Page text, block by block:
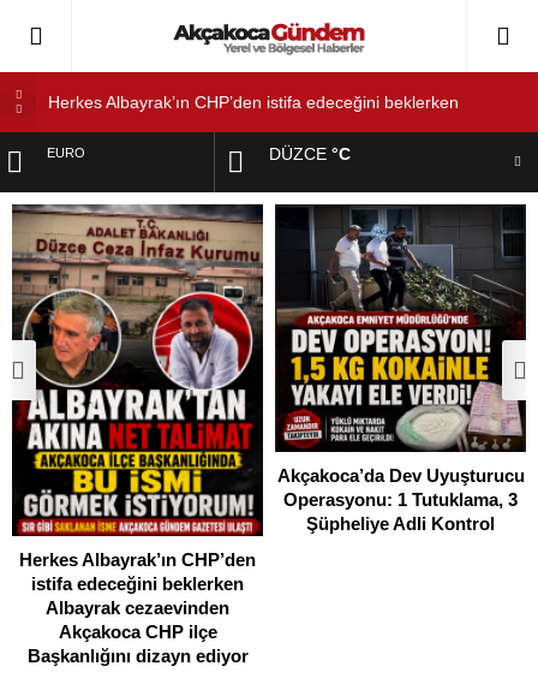
Herkes Albayrak’ın CHP’den istifa edeceğini beklerken
Albayrak cezaevinden Akçakoca CHP ilçe Başkanlığını dizayn
Akçakoca’da Dev Uyuşturucu Operasyonu: 1 Tutuklama, 3
Şüpheliye Adli Kontrol
AKÇAKOCA’DA İŞ DÜNYASININ KALBİ KALE KOYU
LANSMANINDA ATTI
Saklı Koy Otel’de Yoğunluk: Misafirler Yer Bulmakta Zorlandı
SAHİLLERDE TEMİZLİK ALARMI!
EURO
ALTIN
DOLAR
DÜZCE°C
Herkes Albayrak’ın CHP’den
istifa edeceğini beklerken
Albayrak cezaevinden
Akçakoca CHP ilçe
Başkanlığını dizayn ediyor
Akçakoca’da Dev Uyuşturucu
Operasyonu: 1 Tutuklama, 3
Şüpheliye Adli Kontrol